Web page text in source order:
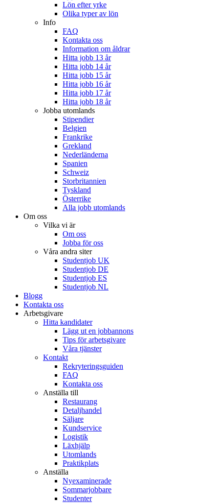
Lön efter yrke
Olika typer av lön
Info
FAQ
Kontakta oss
Information om åldrar
Hitta jobb 13 år
Hitta jobb 14 år
Hitta jobb 15 år
Hitta jobb 16 år
Hitta jobb 17 år
Hitta jobb 18 år
Jobba utomlands
Stipendier
Belgien
Frankrike
Grekland
Nederländerna
Spanien
Schweiz
Storbritannien
Tyskland
Österrike
Alla jobb utomlands
Om oss
Vilka vi är
Om oss
Jobba för oss
Våra andra siter
Studentjob UK
Studentjob DE
Studentjob ES
Studentjob NL
Blogg
Kontakta oss
Arbetsgivare
Hitta kandidater
Lägg ut en jobbannons
Tips för arbetsgivare
Våra tjänster
Kontakt
Rekryteringsguiden
FAQ
Kontakta oss
Anställa till
Restaurang
Detaljhandel
Säljare
Kundservice
Logistik
Läxhjälp
Utomlands
Praktikplats
Anställa
Nyexaminerade
Sommarjobbare
Studenter